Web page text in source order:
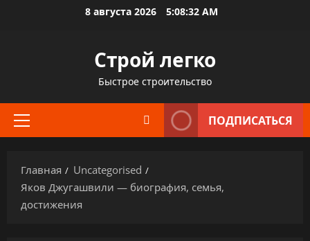
8 августа 2026 5:08:32 AM
Строй легко
Быстрое строительство
Основное
ПОДПИСАТЬСЯ
Главная
Uncategorised
Яков Джугашвили — биография, семья,
достижения